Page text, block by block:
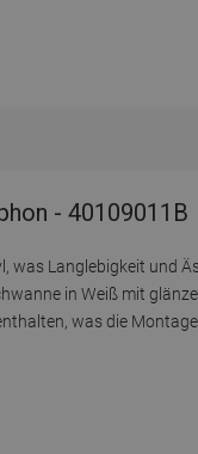
- 40109011B
was Langlebigkeit und
in Weiß mit
was die